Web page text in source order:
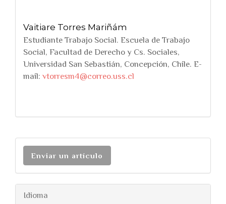
Vaitiare Torres Mariñám
Estudiante Trabajo Social. Escuela de Trabajo
Social, Facultad de Derecho y Cs. Sociales,
Universidad San Sebastián, Concepción, Chile. E-
mail: vtorresm4@correo.uss.cl
Enviar un artículo
Idioma